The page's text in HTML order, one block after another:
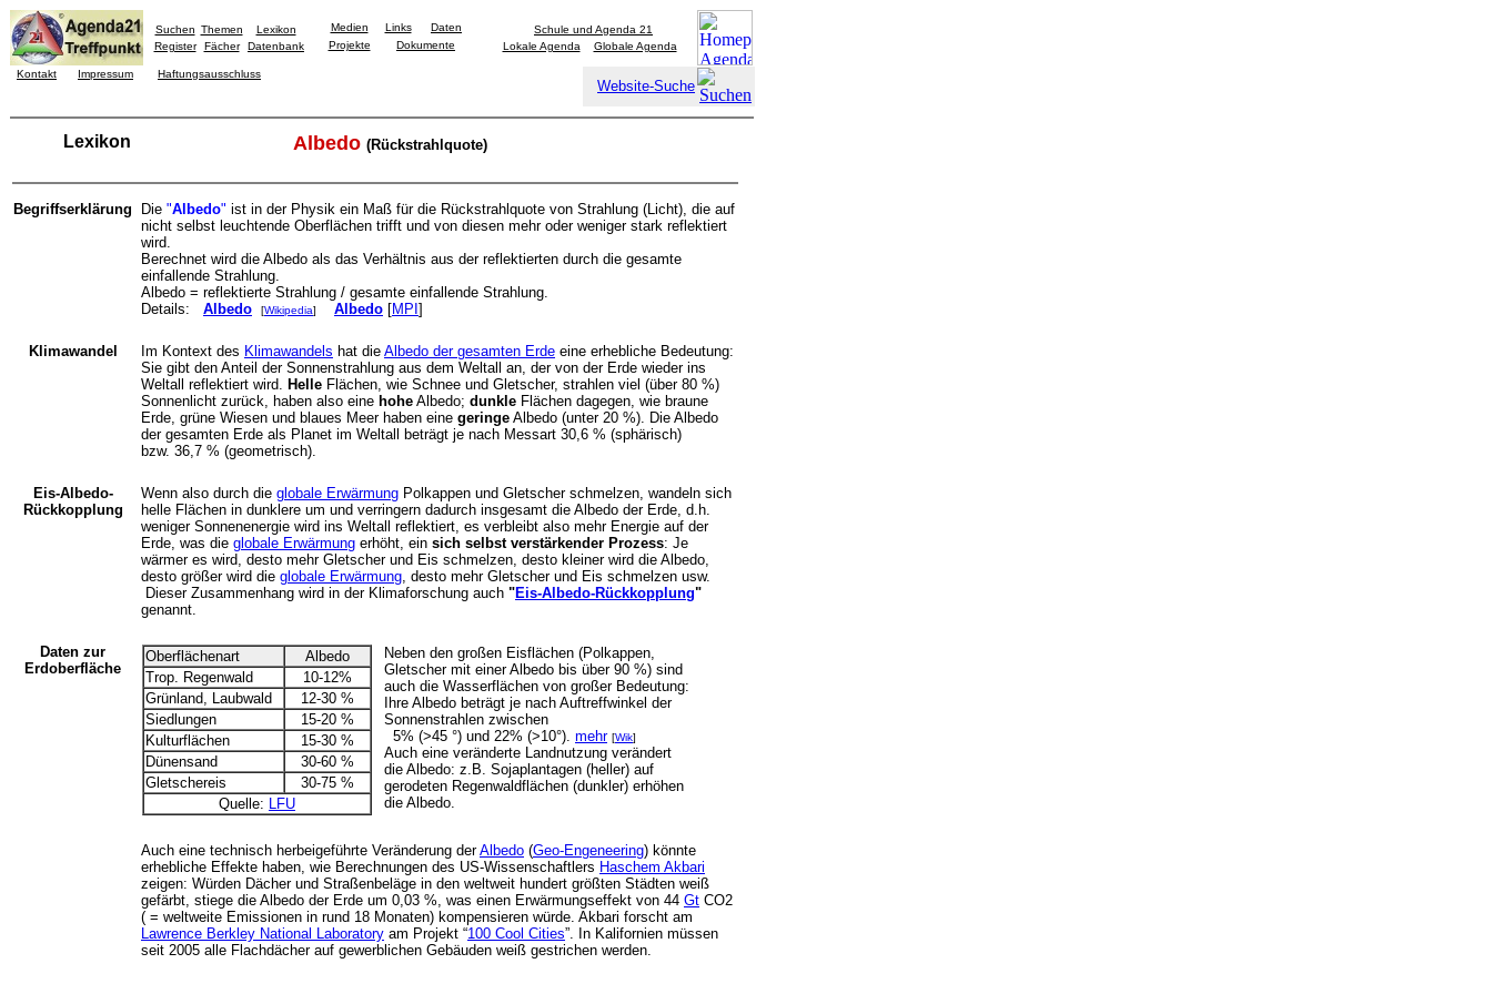
Suchen Themen
Lexikon
Register
Fächer Datenbank
Medien Links
Daten
Projekte
Dokumente
Schule und Agenda 21
Lokale Agenda
Globale Agenda
Kontakt Impressum Haftungsausschluss
Website-Suche
Lexikon Albedo (Rückstrahlquote)
Begriffserklärung Die "Albedo" ist in der Physik ein Maß für die Rückstrahlquote von Strahlung (Licht), die auf
nicht selbst leuchtende Oberflächen trifft und von diesen mehr oder weniger stark reflektiert
wird.
Berechnet wird die Albedo als das Verhältnis aus der reflektierten durch die gesamte
einfallende Strahlung.
Albedo = reflektierte Strahlung / gesamte einfallende Strahlung.
Details: Albedo [Wikipedia] Albedo [MPI ]
Klimawandel Im Kontext des Klimawandels hat die Albedo der gesamten Erde eine erhebliche Bedeutung:
Sie gibt den Anteil der Sonnenstrahlung aus dem Weltall an, der von der Erde wieder ins
Weltall reflektiert wird. Helle Flächen, wie Schnee und Gletscher, strahlen viel (über 80 %)
Sonnenlicht zurück, haben also eine hohe Albedo; dunkle Flächen dagegen, wie braune
Erde, grüne Wiesen und blaues Meer haben eine geringe Albedo (unter 20 %). Die Albedo
der gesamten Erde als Planet im Weltall beträgt je nach Messart 30,6 % (sphärisch)
bzw. 36,7 % (geometrisch).
Eis-Albedo-
Rückkopplung
Wenn also durch die globale Erwärmung Polkappen und Gletscher schmelzen, wandeln sich
helle Flächen in dunklere um und verringern dadurch insgesamt die Albedo der Erde, d.h.
weniger Sonnenenergie wird ins Weltall reflektiert, es verbleibt also mehr Energie auf der
Erde, was die globale Erwärmung erhöht, ein sich selbst verstärkender Prozess: Je
wärmer es wird, desto mehr Gletscher und Eis schmelzen, desto kleiner wird die Albedo,
desto größer wird die globale Erwärmung, desto mehr Gletscher und Eis schmelzen usw.
Dieser Zusammenhang wird in der Klimaforschung auch "Eis-Albedo-Rückkopplung"
genannt.
Daten zur
Erdoberfläche
Oberflächenart
Albedo
Trop. Regenwald
10-12%
Grünland, Laubwald
12-30 %
Siedlungen
15-20 %
Kulturflächen
15-30 %
Dünensand
30-60 %
Gletschereis
30-75 %
Quelle: LFU
Neben den großen Eisflächen (Polkappen,
Gletscher mit einer Albedo bis über 90 %) sind
auch die Wasserflächen von großer Bedeutung:
Ihre Albedo beträgt je nach Auftreffwinkel der
Sonnenstrahlen zwischen
5% (>45 °) und 22% (>10°). mehr [Wik]
Auch eine veränderte Landnutzung verändert
die Albedo: z.B. Sojaplantagen (heller) auf
gerodeten Regenwaldflächen (dunkler) erhöhen
die Albedo.
Auch eine technisch herbeigeführte Veränderung derAlbedo (Geo-Engeneering) könnte
erhebliche Effekte haben, wie Berechnungen des US-Wissenschaftlers Haschem Akbari
zeigen: Würden Dächer und Straßenbeläge in den weltweit hundert größten Städten weiß
gefärbt, stiege die Albedo der Erde um 0,03 %, was einen Erwärmungseffekt von 44 Gt CO2
( = weltweite Emissionen in rund 18 Monaten) kompensieren würde. Akbari forscht am
Lawrence Berkley National Laboratory am Projekt “100 Cool Cities”. In Kalifornien müssen
seit 2005 alle Flachdächer auf gewerblichen Gebäuden weiß gestrichen werden.